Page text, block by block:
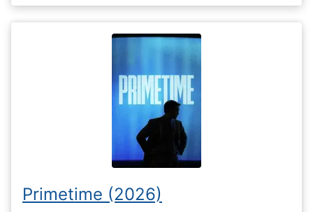
Primetime (2026)